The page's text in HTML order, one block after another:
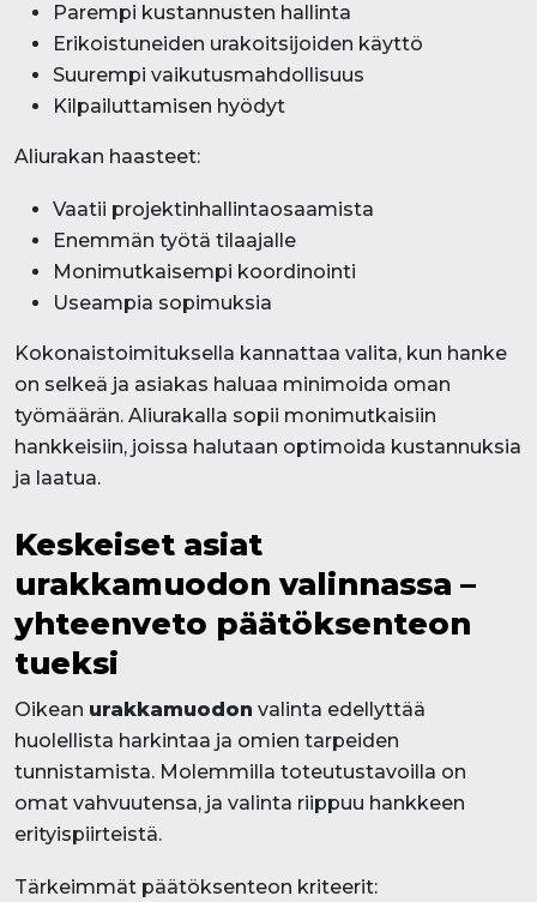
Parempi kustannusten hallinta
Erikoistuneiden urakoitsijoiden käyttö
Suurempi vaikutusmahdollisuus
Kilpailuttamisen hyödyt
Aliurakan haasteet:
Vaatii projektinhallintaosaamista
Enemmän työtä tilaajalle
Monimutkaisempi koordinointi
Useampia sopimuksia
Kokonaistoimituksella kannattaa valita, kun hanke
on selkeä ja asiakas haluaa minimoida oman
työmäärän. Aliurakalla sopii monimutkaisiin
hankkeisiin, joissa halutaan optimoida kustannuksia
ja laatua.
Keskeiset asiat
urakkamuodon valinnassa –
yhteenveto päätöksenteon
tueksi
Oikean urakkamuodon valinta edellyttää
huolellista harkintaa ja omien tarpeiden
tunnistamista. Molemmilla toteutustavoilla on
omat vahvuutensa, ja valinta riippuu hankkeen
erityispiirteistä.
Tärkeimmät päätöksenteon kriteerit: